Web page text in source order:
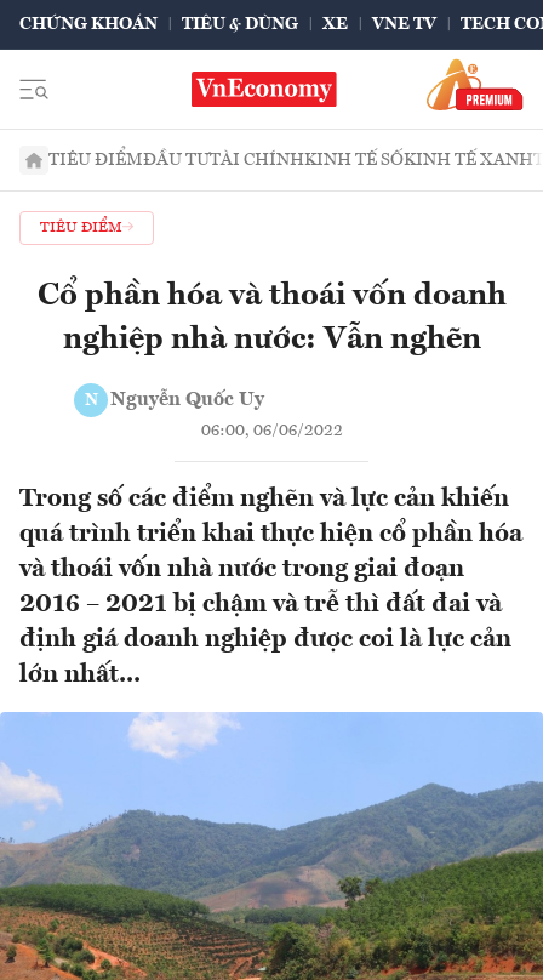
CHỨNG KHOÁN TIÊU & DÙNG XE VNE TV TECH
TIÊU ĐIỂMĐẦU TƯTÀI CHÍNHKINH TẾ SỐKINH TẾ XANH
TIÊU ĐIỂM
Cổ phần hóa và thoái vốn doanh
nghiệp nhà nước: Vẫn nghẽn
N Nguyễn Quốc Uy
06:00, 06/06/2022
Trong số các điểm nghẽn và lực cản khiến
quá trình triển khai thực hiện cổ phần hóa
và thoái vốn nhà nước trong giai đoạn
2016 – 2021 bị chậm và trễ thì đất đai và
định giá doanh nghiệp được coi là lực cản
lớn nhất...